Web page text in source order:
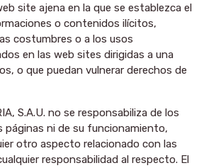
site ajena en la que se establezca el
o contenidos ilícitos,
costumbres o a los usos
en las web sites dirigidas a una
o que puedan vulnerar derechos de
S.A.U. no se responsabiliza de los
páginas ni de su funcionamiento,
otro aspecto relacionado con las
responsabilidad al respecto. El